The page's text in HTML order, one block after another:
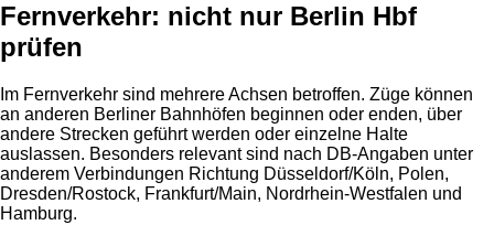
Fernverkehr: nicht nur Berlin Hbf
prüfen
Im Fernverkehr sind mehrere Achsen betroffen. Züge können
an anderen Berliner Bahnhöfen beginnen oder enden, über
andere Strecken geführt werden oder einzelne Halte
auslassen. Besonders relevant sind nach DB-Angaben unter
anderem Verbindungen Richtung Düsseldorf/Köln, Polen,
Dresden/Rostock, Frankfurt/Main, Nordrhein-Westfalen und
Hamburg.